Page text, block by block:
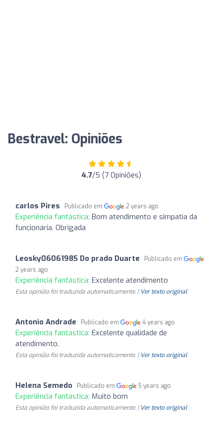
Bestravel: Opiniões
4.7/5 (7 Opiniões)
carlos Pires Publicado em 2 years ago
Experiência fantástica: Bom atendimento e simpatia da
funcionária. Obrigada
Leosky06061985 Do prado Duarte
Publicado em
2 years ago
Experiência fantástica: Excelente atendimento
Esta opinião foi traduzida automaticamente. | Ver texto original
Antonio Andrade Publicado em 4 years ago
Experiência fantástica: Excelente qualidade de
atendimento.
Esta opinião foi traduzida automaticamente. | Ver texto original
Helena Semedo Publicado em 5 years ago
Experiência fantástica: Muito bom
Esta opinião foi traduzida automaticamente. | Ver texto original